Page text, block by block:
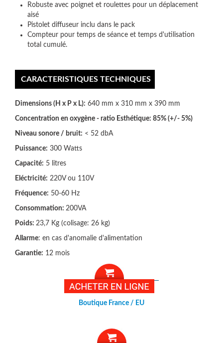
Robuste avec poignet et roulettes pour un déplacement
aisé
Pistolet diffuseur inclu dans le pack
Compteur pour temps de séance et temps d'utilisation
total cumulé.
CARACTERISTIQUES TECHNIQUES
​Dimensions (H x P x L): 640 mm x 310 mm x 390 mm
Concentration en oxygène - ratio Esthétique: 85% (+/- 5%)
Niveau sonore / bruit: < 52 dbA
Puissance: 300 Watts
Capacité: 5 litres
Eléctricité: 220V ou 110V
Fréquence: 50-60 Hz
Consommation: 200VA
Poids: 23,7 Kg (colisage: 26 kg)
Allarme: en cas d'anomalie d'alimentation
Garantie: 12 mois
Boutique France / EU